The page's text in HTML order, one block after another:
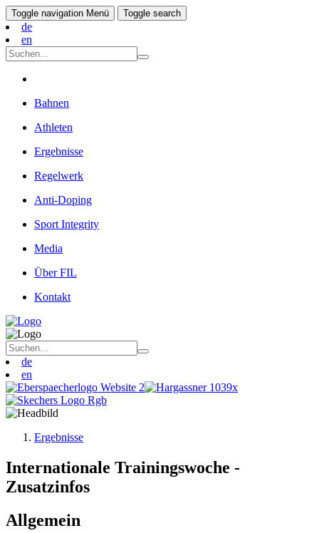
Toggle navigation Menü Toggle search
de
en
Bahnen
Athleten
Ergebnisse
Regelwerk
Anti-Doping
Sport Integrity
Media
Über FIL
Kontakt
de
en
Ergebnisse
Internationale Trainingswoche -
Zusatzinfos
Allgemein